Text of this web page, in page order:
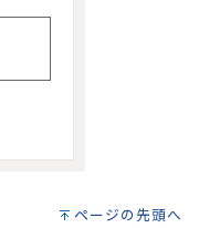
ページの先頭へ